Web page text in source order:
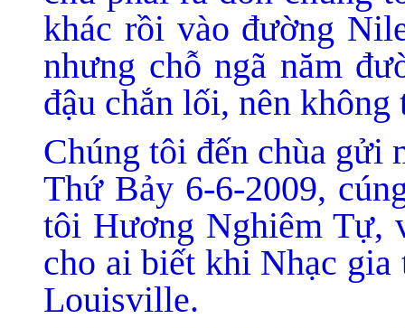
khác rồi vào đường
nhưng chỗ ngã năm
đậu chắn lối, nên không
Chúng tôi đến chùa gửi
Thứ Bảy 6-6-2009,
tôi Hương Nghiêm Tự,
cho ai biết khi Nhạc gia
Louisville.